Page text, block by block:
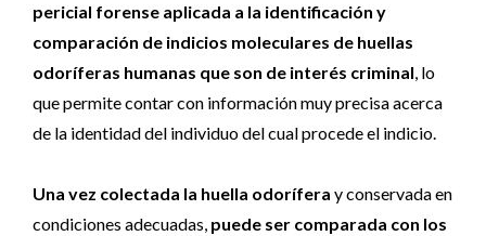
pericial forense aplicada a la identificación y
comparación de indicios moleculares de huellas
odoríferas humanas que son de interés criminal, lo
que permite contar con información muy precisa acerca
de la identidad del individuo del cual procede el indicio.
Una vez colectada la huella odorífera y conservada en
condiciones adecuadas, puede ser comparada con los